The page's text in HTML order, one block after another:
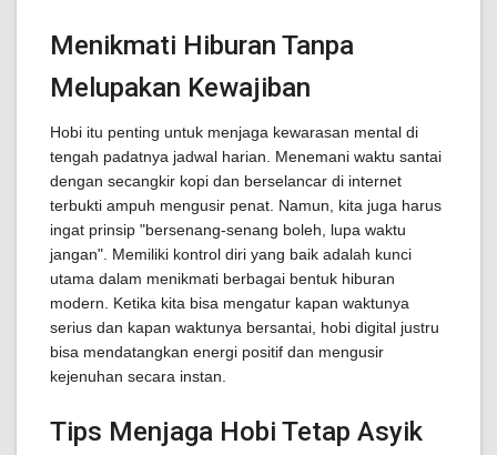
Menikmati Hiburan Tanpa
Melupakan Kewajiban
Hobi itu penting untuk menjaga kewarasan mental di
tengah padatnya jadwal harian. Menemani waktu santai
dengan secangkir kopi dan berselancar di internet
terbukti ampuh mengusir penat. Namun, kita juga harus
ingat prinsip "bersenang-senang boleh, lupa waktu
jangan". Memiliki kontrol diri yang baik adalah kunci
utama dalam menikmati berbagai bentuk hiburan
modern. Ketika kita bisa mengatur kapan waktunya
serius dan kapan waktunya bersantai, hobi digital justru
bisa mendatangkan energi positif dan mengusir
kejenuhan secara instan.
Tips Menjaga Hobi Tetap Asyik